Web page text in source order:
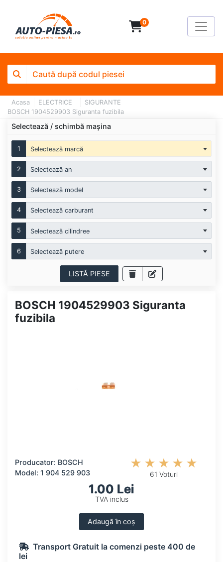
0
Acasa ELECTRICE
SIGURANTE
BOSCH 1904529903 Siguranta fuzibila
Selectează / schimbă mașina
1 Selectează marcă
2 Selectează an
3 Selectează model
4 Selectează carburant
5 Selectează cilindree
6 Selectează putere
LISTĂ PIESE
BOSCH 1904529903 Siguranta
fuzibila
Producator: BOSCH
Model: 1 904 529 903
61 Voturi
1.00 Lei
TVA inclus
Adaugă în coș
Transport Gratuit la comenzi peste 400 de
lei